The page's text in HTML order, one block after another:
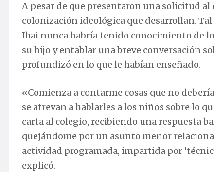
A pesar de que presentaron una solicitud
colonización ideológica que desarrollan.
Ibai nunca habría tenido conocimiento de
su hijo y entablar una breve conversación
profundizó en lo que le habían enseñado.
«Comienza a contarme cosas que no
se atrevan a hablarles a los niños sobre lo
carta al colegio, recibiendo una respuesta
quejándome por un asunto menor
actividad programada, impartida por
explicó.